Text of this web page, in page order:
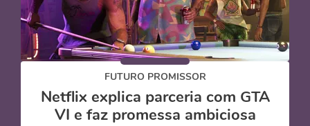
FUTURO PROMISSOR
Netflix explica parceria com GTA
VI e faz promessa ambiciosa